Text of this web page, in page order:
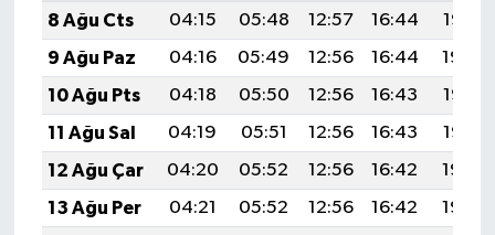
8 Ağu Cts
04:15 05:48 12:57 16:44
19:55
9 Ağu Paz
04:16 05:49 12:56 16:44
19:54
10 Ağu Pts
04:18 05:50 12:56 16:43
19:53
11 Ağu Sal
04:19 05:51 12:56 16:43
19:52
12 Ağu Çar
04:20 05:52 12:56 16:42
19:50
13 Ağu Per
04:21 05:52 12:56 16:42
19:49